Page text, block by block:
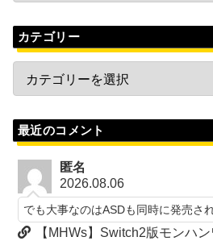
カテゴリー
最近のコメント
匿名
2026.08.06
でも大事なのはASDも同時に発売さ
【MHWs】Switch2版モンハ